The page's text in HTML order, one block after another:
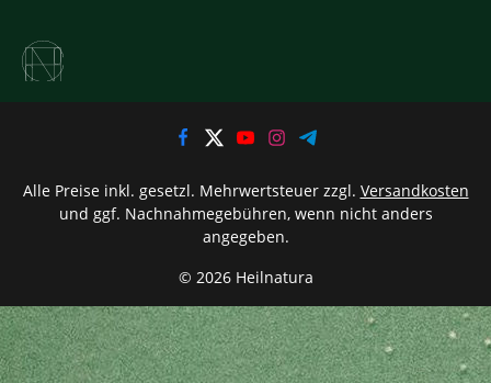
© 2026 Heilnatura
Alle Preise inkl. gesetzl. Mehrwertsteuer zzgl. Versandkosten
und ggf. Nachnahmegebühren, wenn nicht anders
angegeben.